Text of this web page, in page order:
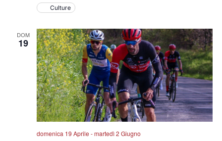
Culture
DOM
19
domenica 19 Aprile -martedì 2 Giugno